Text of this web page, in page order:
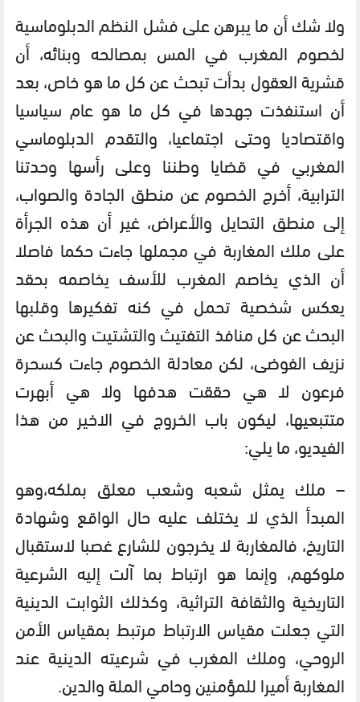
ولا شك أن ما يبرهن على فشل النظم الدبلوماسية
لخصوم المغرب في المس بمصالحه وبنائه، أن
قشرية العقول بدأت تبحث عن كل ما هو خاص، بعد
أن استنفذت جهدها في كل ما هو عام سياسيا
واقتصاديا وحتى اجتماعيا، والتقدم الدبلوماسي
المغربي في قضايا وطننا وعلى رأسها وحدتنا
الترابية، أخرج الخصوم عن منطق الجادة والصواب،
إلى منطق التحايل والأعراض، غير أن هذه الجرأة
على ملك المغاربة في مجملها جاءت حكما فاصلا
أن الذي يخاصم المغرب للأسف يخاصمه بحقد
يعكس شخصية تحمل في كنه تفكيرها وقلبها
البحث عن كل منافذ التفتيث والتشتيت والبحث عن
نزيف الفوضى، لكن معادلة الخصوم جاءت كسحرة
فرعون لا هي حققت هدفها ولا هي أبهرت
متتبعيها، ليكون باب الخروج في الاخير من هذا
الفيديو، ما يلي:
– ملك يمثل شعبه وشعب معلق بملكه،وهو
المبدأ الذي لا يختلف عليه حال الواقع وشهادة
التاريخ، فالمغاربة لا يخرجون للشارع غصبا لاستقبال
ملوكهم، وإنما هو ارتباط بما آلت إليه الشرعية
التاريخية والثقافة التراثية، وكذلك الثوابت الدينية
التي جعلت مقياس الارتباط مرتبط بمقياس الأمن
الروحي، وملك المغرب في شرعيته الدينية عند
المغاربة أميرا للمؤمنين وحامي الملة والدين.